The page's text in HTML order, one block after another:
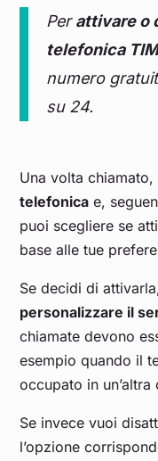
Perattivare o
telefonica
numero
su 24.
Una volta
telefonica e,
puoi scegliere se
base alle tue
Se decidi di
personalizzare il
chiamate devono
esempio quando il
occupato in
Se invece vuoi
l’opzione